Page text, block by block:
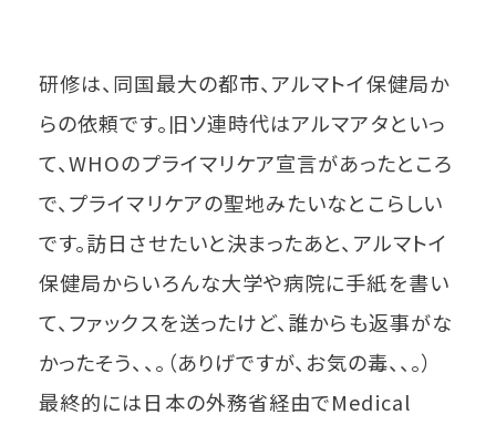
研修は、同国最大の都市、アルマトイ保健局か
らの依頼です。旧ソ連時代はアルマアタといっ
て、WHOのプライマリケア宣言があったところ
で、プライマリケアの聖地みたいなとこらしい
です。訪日させたいと決まったあと、アルマトイ
保健局からいろんな大学や病院に手紙を書い
て、ファックスを送ったけど、誰からも返事がな
かったそう、、。（ありげですが、お気の毒、、。）
最終的には日本の外務省経由でMedical